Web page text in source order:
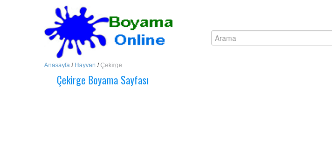
Anasayfa / Hayvan /Çekirge
Çekirge Boyama Sayfası